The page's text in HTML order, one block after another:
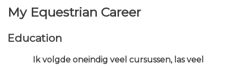
My Equestrian Career
Education
Ik volgde oneindig veel cursussen, las veel